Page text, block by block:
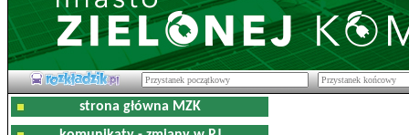
strona główna MZK